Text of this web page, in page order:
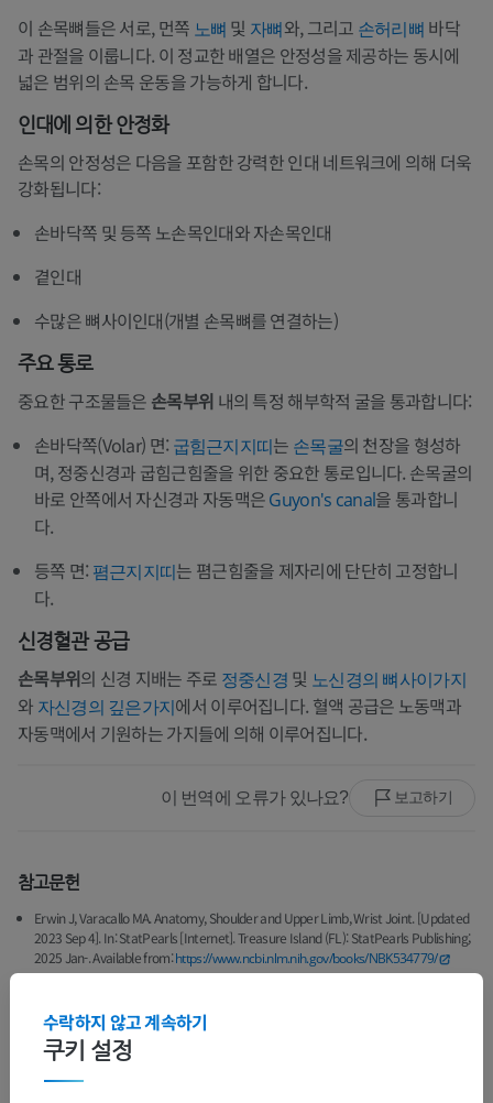
이 손목뼈들은 서로, 먼쪽 노뼈 및 자뼈와, 그리고 손허리뼈 바닥
과 관절을 이룹니다. 이 정교한 배열은 안정성을 제공하는 동시에
넓은 범위의 손목 운동을 가능하게 합니다.
인대에 의한 안정화
손목의 안정성은 다음을 포함한 강력한 인대 네트워크에 의해 더욱
강화됩니다:
손바닥쪽 및 등쪽 노손목인대와 자손목인대
곁인대
수많은 뼈사이인대(개별 손목뼈를 연결하는)
주요 통로
중요한 구조물들은 손목부위 내의 특정 해부학적 굴을 통과합니다:
손바닥쪽(Volar) 면: 굽힘근지지띠는 손목굴의 천장을 형성하
며, 정중신경과 굽힘근힘줄을 위한 중요한 통로입니다. 손목굴의
바로 안쪽에서 자신경과 자동맥은Guyon's canal을 통과합니
다.
등쪽 면: 폄근지지띠는 폄근힘줄을 제자리에 단단히 고정합니
다.
신경혈관 공급
손목부위의 신경 지배는 주로 정중신경 및 노신경의 뼈사이가지
와 자신경의 깊은가지에서 이루어집니다. 혈액 공급은 노동맥과
자동맥에서 기원하는 가지들에 의해 이루어집니다.
이 번역에 오류가 있나요? 보고하기
참고문헌
Erwin J, Varacallo MA. Anatomy, Shoulder and Upper Limb, Wrist Joint. [Updated
2023 Sep 4]. In: StatPearls [Internet]. Treasure Island (FL): StatPearls Publishing;
2025 Jan-. Available from:https://www.ncbi.nlm.nih.gov/books/NBK534779/
갤러리
쿠키 설정
수락하지 않고 계속하기